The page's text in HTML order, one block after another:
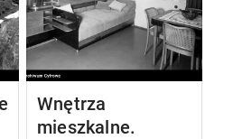
Wnętrza
mieszkalne.